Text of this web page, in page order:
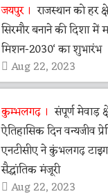
जयपुर
राजस्थान को हर
सिरमौर बनाने की दिशा में
मिशन-2030‘ का शुभारंभ
Aug 22, 2023
कुम्भलगढ़
संपूर्ण मेवाड़
ऐतिहासिक दिन वन्यजीव
एनटीसीए ने कुंभलगढ़
सैद्धांतिक मंजूरी
Aug 22, 2023